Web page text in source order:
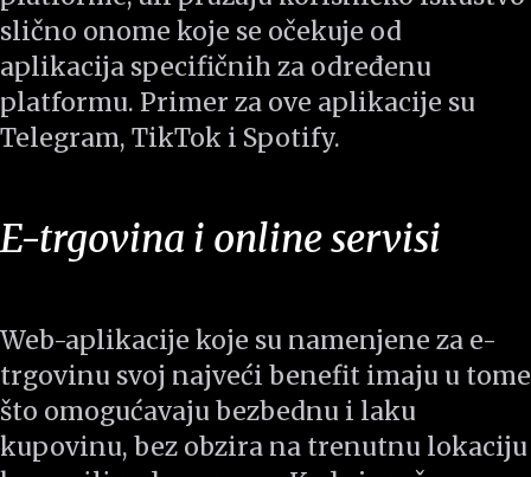
slično onome koje se očekuje od
aplikacija specifičnih za određenu
platformu. Primer za ove aplikacije su
Telegram, TikTok i Spotify.
E-trgovina i online servisi
Web-aplikacije koje su namenjene za e-
trgovinu svoj najveći benefit imaju u tome
što omogućavaju bezbednu i laku
kupovinu, bez obzira na trenutnu lokaciju